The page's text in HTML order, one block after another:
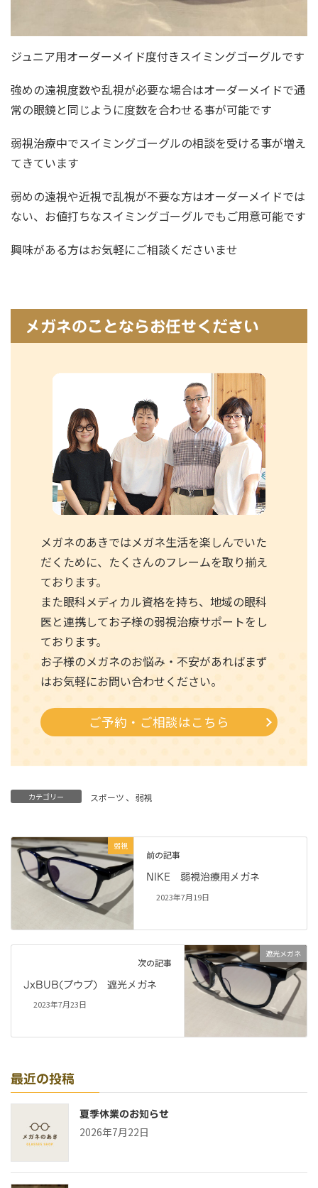
ジュニア用オーダーメイド度付きスイミングゴーグルです
強めの遠視度数や乱視が必要な場合はオーダーメイドで通
常の眼鏡と同じように度数を合わせる事が可能です
弱視治療中でスイミングゴーグルの相談を受ける事が増え
てきています
弱めの遠視や近視で乱視が不要な方はオーダーメイドでは
ない、お値打ちなスイミングゴーグルでもご用意可能です
興味がある方はお気軽にご相談くださいませ
メガネのことならお任せください
メガネのあきではメガネ生活を楽しんでいた
だくために、たくさんのフレームを取り揃え
ております。
また眼科メディカル資格を持ち、地域の眼科
医と連携してお子様の弱視治療サポートをし
ております。
お子様のメガネのお悩み・不安があればまず
はお気軽にお問い合わせください。
ご予約・ご相談はこちら
カテゴリー スポーツ 、 弱視
弱視
前の記事
NIKE 弱視治療用メガネ
2023年7月19日
遮光メガネ
次の記事
JxBUB(ブウブ) 遮光メガネ
2023年7月23日
最近の投稿
夏季休業のお知らせ
2026年7月22日